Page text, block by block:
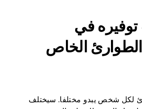
في
الخاص
لكل شخص يبدو مختلفا. سيختلف